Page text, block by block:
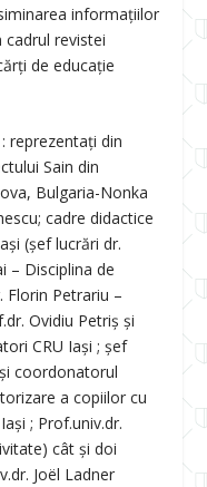
informațiilor
revistei
de educație
reprezentați din
Sain din
Bulgaria-Nonka
cadre didactice
(șef lucrări dr.
– Disciplina de
Petrariu –
Ovidiu Petriș și
CRU Iași ; șef
coordonatorul
a copiilor cu
; Prof.univ.dr.
cât și doi
Joël Ladner